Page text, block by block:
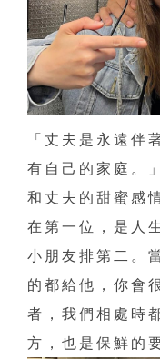
「丈夫是永遠伴
有自己的家庭。
和丈夫的甜蜜感
在第一位，是人
小朋友排第二。
的都給他，你會
者，我們相處時
方，也是保鮮的